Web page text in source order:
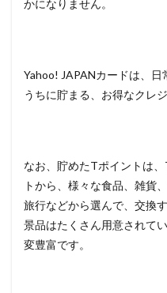
かになりません。
Yahoo! JAPANカードは、
うちに貯まる、お得なクレ
なお、貯めたTポイントは
トから、様々な食品、雑貨
旅行などから選んで、交換
景品はたくさん用意されて
変豊富です。